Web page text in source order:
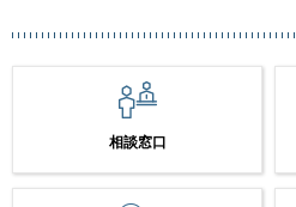
相談窓口